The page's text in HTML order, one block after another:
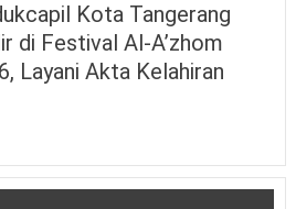
Kota Tangerang
di Festival Al-A’zhom
Layani Akta Kelahiran